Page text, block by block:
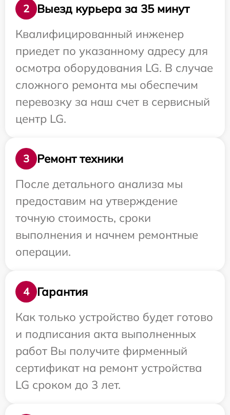
2
Выезд курьера за 35 минут
Квалифицированный инженер
приедет по указанному адресу для
осмотра оборудования LG. В случае
сложного ремонта мы обеспечим
перевозку за наш счет в сервисный
центр LG.
3
Ремонт техники
После детального анализа мы
предоставим на утверждение
точную стоимость, сроки
выполнения и начнем ремонтные
операции.
4
Гарантия
Как только устройство будет готово
и подписания акта выполненных
работ Вы получите фирменный
сертификат на ремонт устройства
LG сроком до 3 лет.